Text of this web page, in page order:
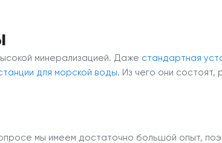
минерализацией. Даже стандартная
для морской воды. Из чего они
мы имеем достаточно большой опыт,